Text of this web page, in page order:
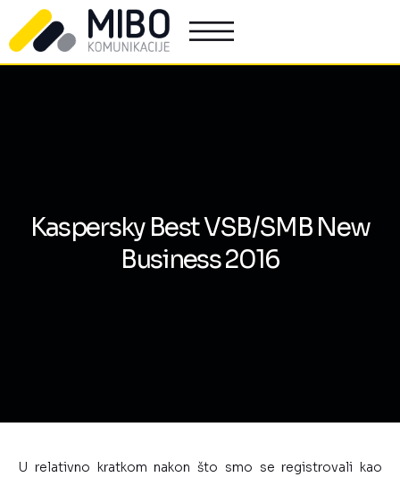
Kaspersky Best VSB/SMB New
Business 2016
U relativno kratkom nakon što smo se registrovali kao